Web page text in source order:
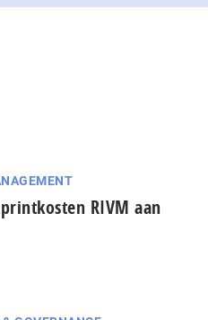
RIVM aan